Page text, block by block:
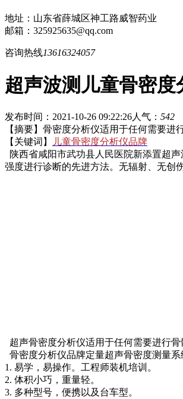
地址：山东省薛城区神工路威智药业
邮箱：325925635@qq.com
咨询热线13616324057
超声波测儿童骨密
发布时间：2021-10-26 09:22:26人气： 542
【摘要】骨密度分析仪适用于任何需要
【关键词】
儿童骨密度分析仪品牌
陕西省咸阳市武功县人民医院新添置超
强度进行诊断的先进方法。无辐射、无创
超声骨密度分析仪适用于任何需要进行
骨密度分析仪品牌定量超声骨密度测量系
1. 易学，易操作。工程师装机培训。
2. 体积小巧，重量轻。
3. 多种型号，便携以及台车型。